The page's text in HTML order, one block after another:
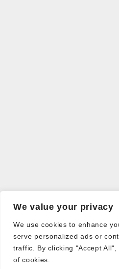
We value your privacy
We use cookies to enhance
serve personalized ads or
traffic. By clicking "Accept
of cookies.